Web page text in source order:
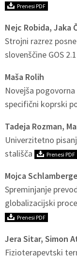
Prenesi PDF
Nejc Robida, Jaka
Strojni razrez
slovenščine GOS
Maša Rolih
Novejša
specifični koprski
Tadeja Rozman,
Univerzitetno
stališča
Prenesi PDF
Mojca
Spreminjanje
globalizacijski
Prenesi PDF
Jera Sitar, Simon
Fizioterapevtski